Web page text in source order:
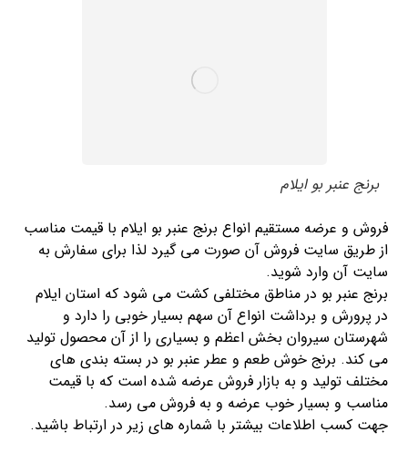
برنج عنبر بو ایلام
فروش و عرضه مستقیم انواع برنج عنبر بو ایلام با قیمت مناسب
از طریق سایت فروش آن صورت می گیرد لذا برای سفارش به
سایت آن وارد شوید.
برنج عنبر بو در مناطق مختلفی کشت می شود که استان ایلام
در پرورش و برداشت انواع آن سهم بسیار خوبی را دارد و
شهرستان سیروان بخش اعظم و بسیاری را از آن محصول تولید
می کند. برنج خوش طعم و عطر عنبر بو در بسته بندی های
مختلف تولید و به بازار فروش عرضه شده است که با قیمت
مناسب و بسیار خوب عرضه و به فروش می رسد.
جهت کسب اطلاعات بیشتر با شماره های زیر در ارتباط باشید.